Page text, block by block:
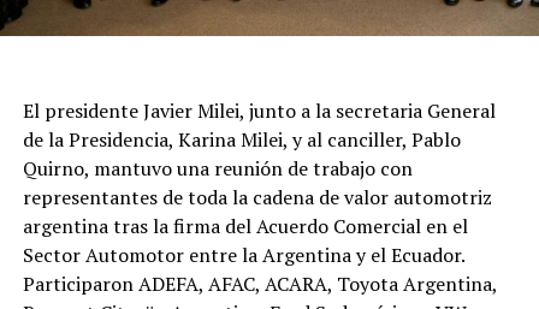
El presidente Javier Milei, junto a la secretaria General
de la Presidencia, Karina Milei, y al canciller, Pablo
Quirno, mantuvo una reunión de trabajo con
representantes de toda la cadena de valor automotriz
argentina tras la firma del Acuerdo Comercial en el
Sector Automotor entre la Argentina y el Ecuador.
Participaron ADEFA, AFAC, ACARA, Toyota Argentina,